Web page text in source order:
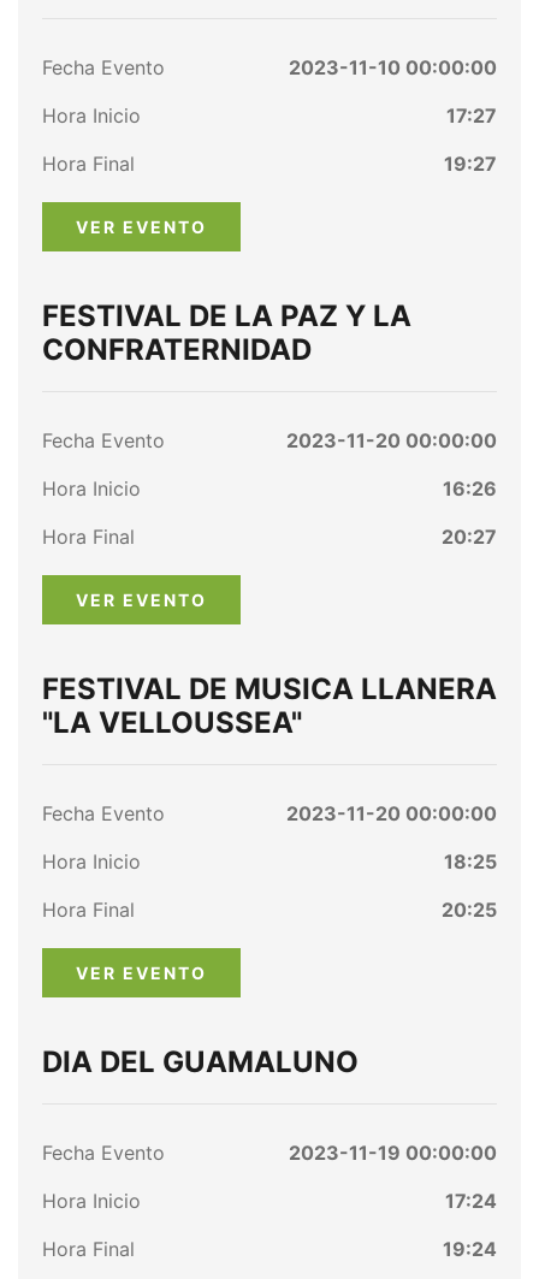
Fecha Evento
2023-11-10 00:00:00
Hora Inicio
17:27
Hora Final
19:27
VER EVENTO
FESTIVAL DE LA PAZ Y LA
CONFRATERNIDAD
Fecha Evento
2023-11-20 00:00:00
Hora Inicio
16:26
Hora Final
20:27
VER EVENTO
FESTIVAL DE MUSICA LLANERA
"LA VELLOUSSEA"
Fecha Evento
2023-11-20 00:00:00
Hora Inicio
18:25
Hora Final
20:25
VER EVENTO
DIA DEL GUAMALUNO
Fecha Evento
2023-11-19 00:00:00
Hora Inicio
17:24
Hora Final
19:24